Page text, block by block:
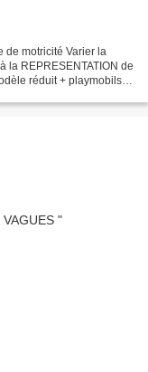
de motricité Varier la
la REPRESENTATION de
réduit + playmobils)